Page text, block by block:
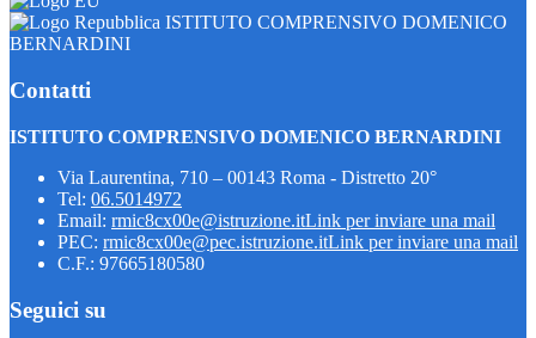
ISTITUTO COMPRENSIVO DOMENICO
BERNARDINI
Contatti
ISTITUTO COMPRENSIVO DOMENICO BERNARDINI
Via Laurentina, 710 – 00143 Roma - Distretto 20°
Tel: 06.5014972
Email: rmic8cx00e@istruzione.itLink per inviare una mail
PEC: rmic8cx00e@pec.istruzione.itLink per inviare una mail
C.F.: 97665180580
Seguici su